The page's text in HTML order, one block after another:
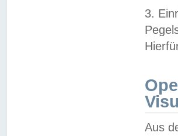
3.
Aus